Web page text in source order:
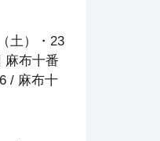
土）・23
麻布十番
/ 麻布十